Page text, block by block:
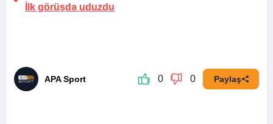
İlk görüşdə uduzdu
APA Sport 0 0 Paylaş